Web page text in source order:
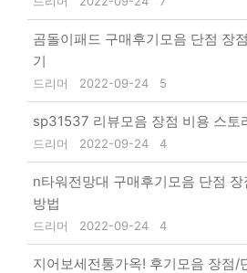
곰돌이패드 구매후기모음 단점 장
기
드리머 2022-09-24 5
sp31537 리뷰모음 장점 비용 스토
드리머 2022-09-24 4
n타워전망대 구매후기모음 단점
방법
드리머 2022-09-24 4
지어보세전통가옥! 후기모음 장점/